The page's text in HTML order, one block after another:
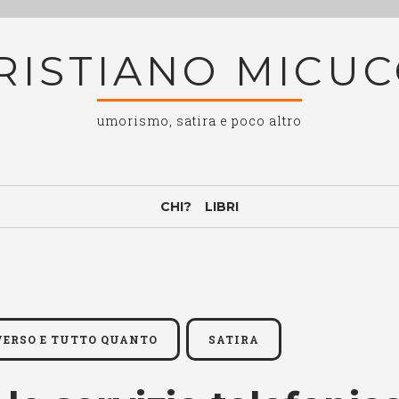
umorismo, satira e poco altro
CHI? LIBRI
E TUTTO QUANTO SATIRA